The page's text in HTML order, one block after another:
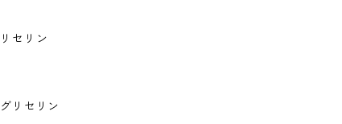
セリン
リセリン